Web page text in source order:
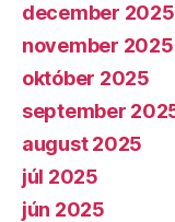
december 2025
november 2025
október 2025
september
august 2025
júl 2025
jún 2025